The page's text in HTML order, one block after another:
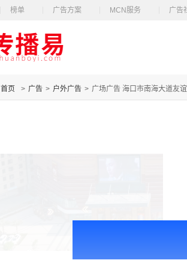
榜单 广告方案 MCN服务 广告
首页 > 广告 > 户外广告 > 广场广告 海口市南海大道友